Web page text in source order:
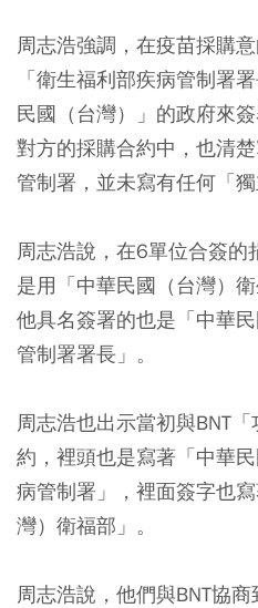
周志浩強調，在疫苗採購
「衛生福利部疾病管制署
民國（台灣）」的政府來
對方的採購合約中，也清
管制署，並未寫有任何「
周志浩說，在6單位合簽
是用「中華民國（台灣）
他具名簽署的也是「中華
管制署署長」。
周志浩也出示當初與BNT
約，裡頭也是寫著「中華
病管制署」，裡面簽字也
灣）衛福部」。
周志浩說，他們與BNT協